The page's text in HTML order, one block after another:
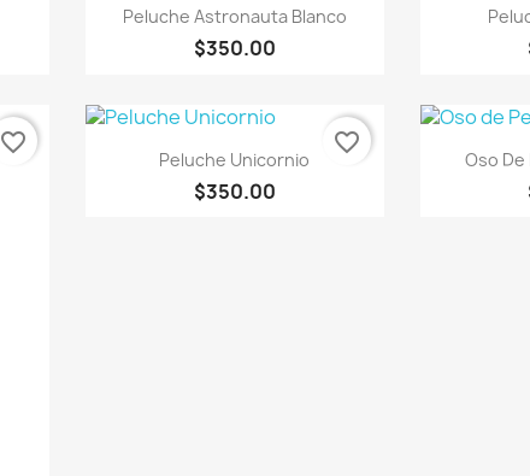
 Vista rápida
Peluche Astronauta Blanco
$350.00

favorite_border Vista rápida
Peluche Unicornio
$350.00
favorite_border 
Oso